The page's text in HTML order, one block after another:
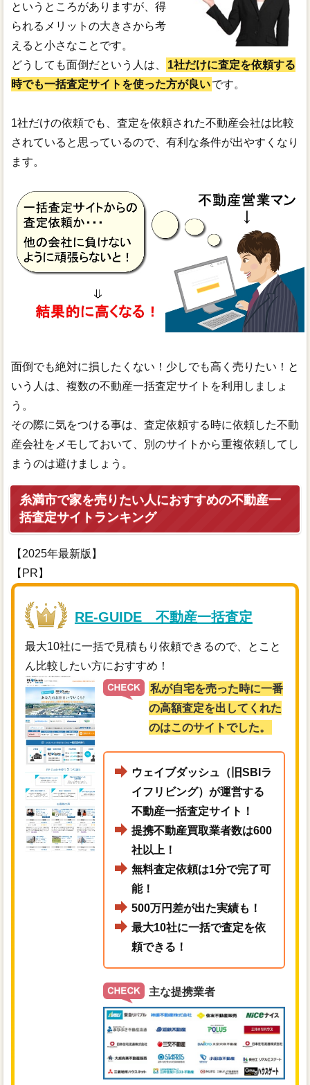
というところがありますが、得
られるメリットの大きさから考
えると小さなことです。
どうしても面倒だという人は、
1社だけに査定を依頼する
時でも一括査定サイトを使った方が良いです。
1社だけの依頼でも、査定を依頼された不動産会社は比較
されていると思っているので、有利な条件が出やすくなり
ます。
面倒でも絶対に損したくない！少しでも高く売りたい！と
いう人は、複数の不動産一括査定サイトを利用しましょ
う。
その際に気をつける事は、査定依頼する時に依頼した不動
産会社をメモしておいて、別のサイトから重複依頼してし
まうのは避けましょう。
糸満市で家を売りたい人におすすめの不動産一
括査定サイトランキング
【2025年最新版】
【PR】
RE-GUIDE 不動産一括査定
最大10社に一括で見積もり依頼できるので、とこと
ん比較したい方におすすめ！
私が自宅を売った時に一番
の高額査定を出してくれた
のはこのサイトでした。
ウェイブダッシュ（旧SBIラ
イフリビング）が運営する
不動産一括査定サイト！
提携不動産買取業者数は600
社以上！
無料査定依頼は1分で完了可
能！
500万円差が出た実績も！
最大10社に一括で査定を依
頼できる！
主な提携業者